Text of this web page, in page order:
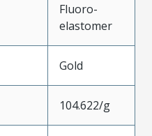
Fluoro-
elastomer
Gold
104.622/g